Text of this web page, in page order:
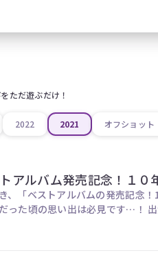
ただ遊ぶだけ！
2022 2021 オフショット
アルバム発売記念！１０
、「ベストアルバムの発売記念
出演者【和田まあや、北野日奈子、新内眞衣、向井葉月、山下美月、吉田綾乃クリスティー、筒井あ
】